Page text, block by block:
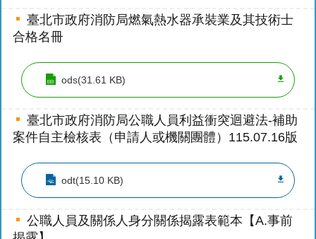
申
請
件
火
災
搶
救
困
難
地
區、
消
臺北市政府消防局燃氣熱水器承裝業及其技術士
合格名冊
ods(31.61 KB)
臺北市政府消防局公職人員利益衝突迴避法-補助
案件自主檢核表（申請人或機關團體）115.07.16版
odt(15.10 KB)
公職人員及關係人身分關係揭露表範本【A.事前